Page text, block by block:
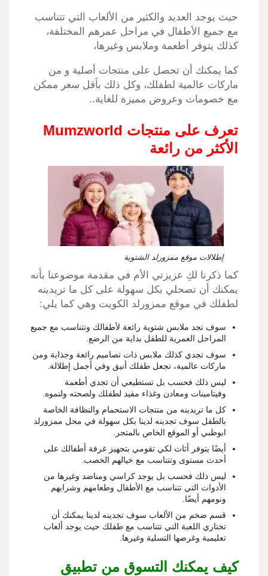
حيث يوجد العديد والكثير من الألعاب التي تتناسب
مع جميع الأطفال في مراحل عمرهم المختلفة،
كذلك يتوفر أطعمة وملابس وغيرها،
كما يمكنك أن تحصل على منتجات أصلية و من
ماركات عالمية لطفلك، وكل ذلك بأقل سعر ممكن
مع خصومات وعروض مميزة للغاية..
تعرف على منتجات Mumzworld
الأكثر من رائعة
إطلالات موقع ممزورلد الشتوية
كما ذكرنا لكِ عزيزتي الأم في مقدمة موضوعنا بأنه
يمكنك أن تصحلي بكل سهولة على كل ما تريدينه
لطفلك في موقع ممزورلد الكويت وهي كما يلي:
سوف تجد ملابس شتوية رائعة لأطفالك وتتناسب مع جميع
المراحل العمرية للطفل بداية من الرضع.
سوف تجدي كذلك ملابس ذات تصاميم رائعة وجذابة ومن
ماركات عالمية، تجعل طفلك أنيق وفي أجمل إطلالة.
ليس ذلك فحسب بل تستطيعي أن تجدي أطعمة
وفيتامينات ومعادن وغذاء مفيد لطفلك ولصحته ولنموه.
كل ما تريدينه من منتجات الاستحمام والنظافة الخاصة
بالطفل سوف تجدينه لدينا بكل سهولة في محل ممزورلد
ابوظبي أو الموقع الخاص بالمتجر.
أيضًا يتوفر أثاث لكي تقومي بتجهيز غرفة أطفالك على
أحدث مستوى وتتناسب مع خيالهم الخصب.
ليس ذلك فحسب بل يوجد كراسي ومناضد وغيرها من
الأدوات التي تتناسب مع الأطفال وطعامهم وشرابهم
ونومهم أيضًا.
قسم ضخم من الألعاب سوف تجدينه لدينا يمكنك أن
تختاري اللعبة التي تتناسب مع طفلك حيث يوجد ألعاب
تعليمية وغرضها التسلية وغيرها.
كيف يمكنك التسوق من تطبيق